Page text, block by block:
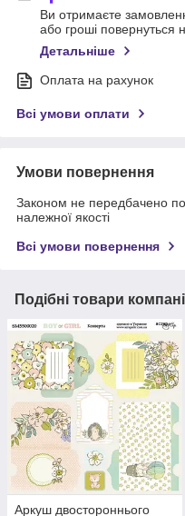
Ви отримаєте
або гроші повернуться
Детальніше
Оплата на рахунок
Всі умови оплати
Умови повернення
Законом не передбачено
належної якості
Всі умови повернення
Подібні товари
Аркуш двостороннього